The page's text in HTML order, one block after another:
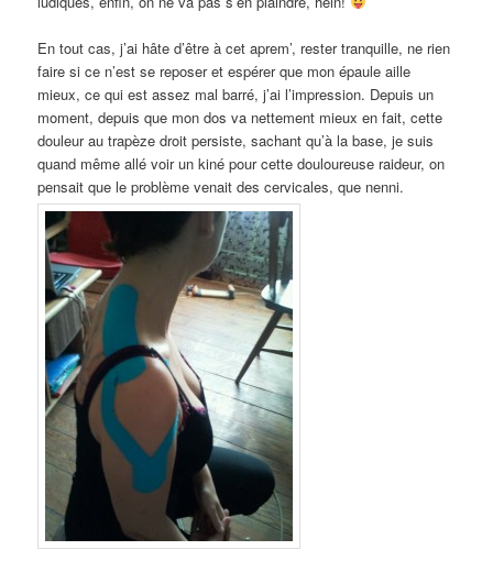
En tout cas, j’ai hâte d’être à cet aprem’, rester tranquille, ne rien
faire si ce n’est se reposer et espérer que mon épaule aille
mieux, ce qui est assez mal barré, j’ai l’impression. Depuis un
moment, depuis que mon dos va nettement mieux en fait, cette
douleur au trapèze droit persiste, sachant qu’à la base, je suis
quand même allé voir un kiné pour cette douloureuse raideur, on
pensait que le problème venait des cervicales, que nenni.